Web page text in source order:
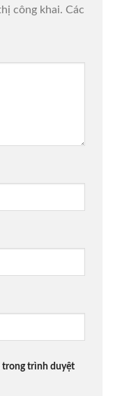
công khai. Các
trong trình duyệt